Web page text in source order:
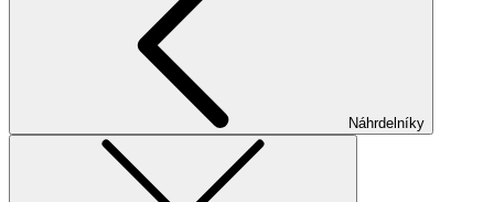
Náhrdelníky